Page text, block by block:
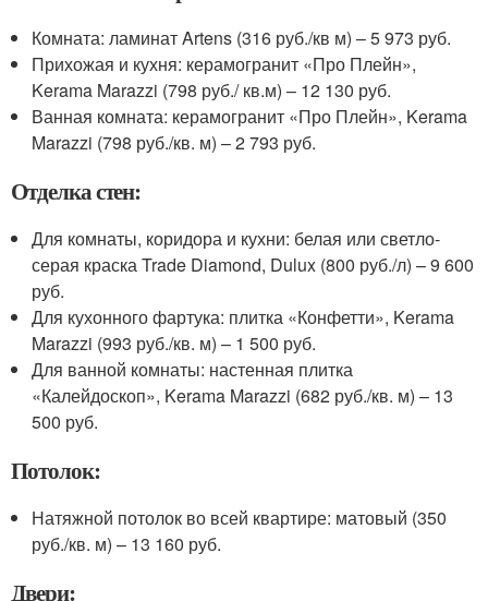
Комната: ламинат Artens (316 руб./кв м) – 5 973 руб.
Прихожая и кухня: керамогранит «Про Плейн»,
Kerama Marazzi (798 руб./ кв.м) – 12 130 руб.
Ванная комната: керамогранит «Про Плейн», Kerama
Marazzi (798 руб./кв. м) – 2 793 руб.
Отделка стен:
Для комнаты, коридора и кухни: белая или светло-
серая краска Trade Diamond, Dulux (800 руб./л) – 9 600
руб.
Для кухонного фартука: плитка «Конфетти», Kerama
Marazzi (993 руб./кв. м) – 1 500 руб.
Для ванной комнаты: настенная плитка
«Калейдоскоп», Kerama Marazzi (682 руб./кв. м) – 13
500 руб.
Потолок:
Натяжной потолок во всей квартире: матовый (350
руб./кв. м) – 13 160 руб.
Двери: